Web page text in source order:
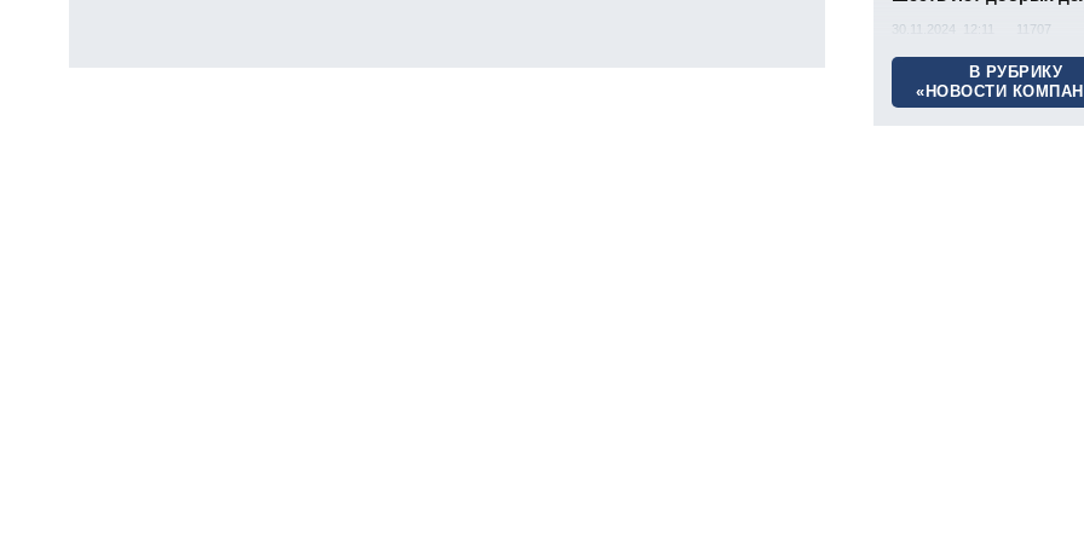
30.11.2024 12:11 11707
В РУБРИКУ
«НОВОСТИ